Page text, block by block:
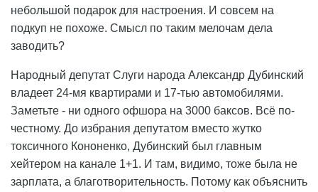
небольшой подарок для настроения. И совсем на
подкуп не похоже. Смысл по таким мелочам дела
заводить?
Народный депутат Слуги народа Александр Дубинский
владеет 24-мя квартирами и 17-тью автомобилями.
Заметьте - ни одного офшора на 3000 баксов. Всё по-
честному. До избрания депутатом вместо жутко
токсичного Кононенко, Дубинский был главным
хейтером на канале 1+1. И там, видимо, тоже была не
зарплата, а благотворительность. Потому как объяснить